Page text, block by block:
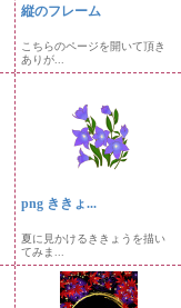
縦のフレーム
こちらのページを開いて頂き
ありが...
png ききょ...
夏に見かけるききょうを描い
てみま...